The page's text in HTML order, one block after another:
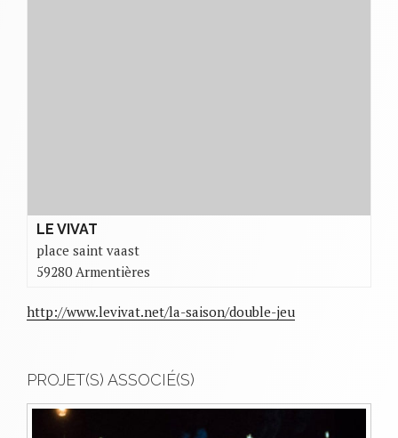
LE VIVAT
place saint vaast
59280 Armentières
http://www.levivat.net/la-saison/double-jeu
PROJET(S) ASSOCIÉ(S)